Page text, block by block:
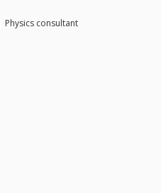
Physics consultant